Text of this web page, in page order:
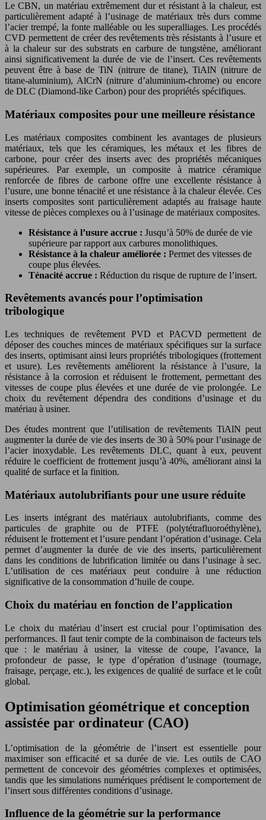
Le CBN, un matériau extrêmement dur et résistant à la chaleur, est
particulièrement adapté à l’usinage de matériaux très durs comme
l’acier trempé, la fonte malléable ou les superalliages. Les procédés
CVD permettent de créer des revêtements très résistants à l’usure et
à la chaleur sur des substrats en carbure de tungstène, améliorant
ainsi significativement la durée de vie de l’insert. Ces revêtements
peuvent être à base de TiN (nitrure de titane), TiAlN (nitrure de
titane-aluminium), AlCrN (nitrure d’aluminium-chrome) ou encore
de DLC (Diamond-like Carbon) pour des propriétés spécifiques.
Matériaux composites pour une meilleure résistance
Les matériaux composites combinent les avantages de plusieurs
matériaux, tels que les céramiques, les métaux et les fibres de
carbone, pour créer des inserts avec des propriétés mécaniques
supérieures. Par exemple, un composite à matrice céramique
renforcée de fibres de carbone offre une excellente résistance à
l’usure, une bonne ténacité et une résistance à la chaleur élevée. Ces
inserts composites sont particulièrement adaptés au fraisage haute
vitesse de pièces complexes ou à l’usinage de matériaux composites.
Résistance à l’usure accrue : Jusqu’à 50% de durée de vie
supérieure par rapport aux carbures monolithiques.
Résistance à la chaleur améliorée : Permet des vitesses de
coupe plus élevées.
Ténacité accrue : Réduction du risque de rupture de l’insert.
Revêtements avancés pour l’optimisation
tribologique
Les techniques de revêtement PVD et PACVD permettent de
déposer des couches minces de matériaux spécifiques sur la surface
des inserts, optimisant ainsi leurs propriétés tribologiques (frottement
et usure). Les revêtements améliorent la résistance à l’usure, la
résistance à la corrosion et réduisent le frottement, permettant des
vitesses de coupe plus élevées et une durée de vie prolongée. Le
choix du revêtement dépendra des conditions d’usinage et du
matériau à usiner.
Des études montrent que l’utilisation de revêtements TiAlN peut
augmenter la durée de vie des inserts de 30 à 50% pour l’usinage de
l’acier inoxydable. Les revêtements DLC, quant à eux, peuvent
réduire le coefficient de frottement jusqu’à 40%, améliorant ainsi la
qualité de surface et la finition.
Matériaux autolubrifiants pour une usure réduite
Les inserts intégrant des matériaux autolubrifiants, comme des
particules de graphite ou de PTFE (polytétrafluoroéthylène),
réduisent le frottement et l’usure pendant l’opération d’usinage. Cela
permet d’augmenter la durée de vie des inserts, particulièrement
dans les conditions de lubrification limitée ou dans l’usinage à sec.
L’utilisation de ces matériaux peut conduire à une réduction
significative de la consommation d’huile de coupe.
Choix du matériau en fonction de l’application
Le choix du matériau d’insert est crucial pour l’optimisation des
performances. Il faut tenir compte de la combinaison de facteurs tels
que : le matériau à usiner, la vitesse de coupe, l’avance, la
profondeur de passe, le type d’opération d’usinage (tournage,
fraisage, perçage, etc.), les exigences de qualité de surface et le coût
global.
Optimisation géométrique et conception
assistée par ordinateur (CAO)
L’optimisation de la géométrie de l’insert est essentielle pour
maximiser son efficacité et sa durée de vie. Les outils de CAO
permettent de concevoir des géométries complexes et optimisées,
tandis que les simulations numériques prédisent le comportement de
l’insert sous différentes conditions d’usinage.
Influence de la géométrie sur la performance